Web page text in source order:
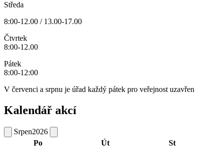
Středa
8:00-12.00 / 13.00-17.00
Čtvrtek
8:00-12.00
Pátek
8:00-12:00
V červenci a srpnu je úřad každý pátek pro veřejnost uzavřen
Kalendář akcí
Srpen2026
Po
Út
St